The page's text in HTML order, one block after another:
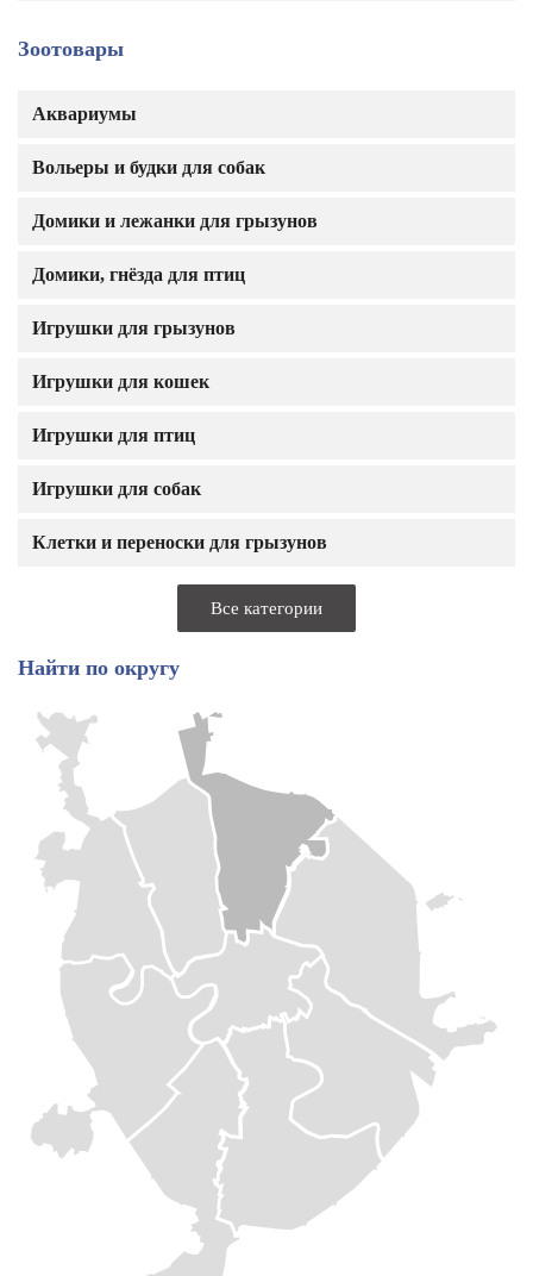
Зоотовары
Аквариумы
Вольеры и будки для собак
Домики и лежанки для грызунов
Домики, гнёзда для птиц
Игрушки для грызунов
Игрушки для кошек
Игрушки для птиц
Игрушки для собак
Клетки и переноски для грызунов
Все категории
Найти по округу